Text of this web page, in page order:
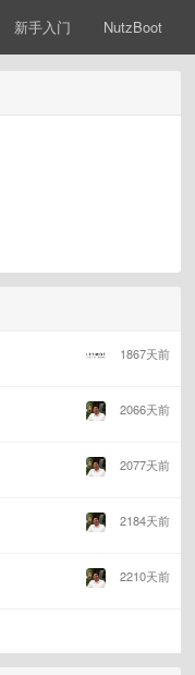
新手入门 NutzBoot
1867天前
2066天前
2077天前
2184天前
2210天前